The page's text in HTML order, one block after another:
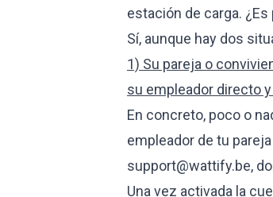
estación de carga. ¿Es
Sí, aunque hay dos
1) Su pareja o
su empleador directo
En concreto, poco o
empleador de tu
support@wattify.be,
Una vez activada la